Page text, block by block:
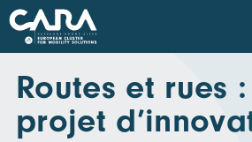
Routes et rues
projet